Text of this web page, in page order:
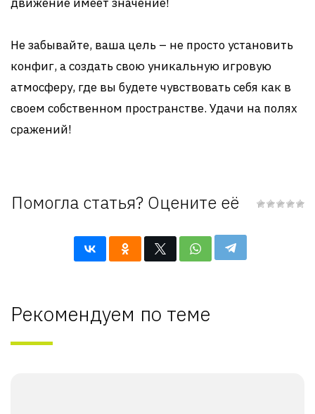
Не забывайте, ваша цель – не просто установить
конфиг, а создать свою уникальную игровую
атмосферу, где вы будете чувствовать себя как в
своем собственном пространстве. Удачи на полях
сражений!
Помогла статья? Оцените её
Рекомендуем по теме